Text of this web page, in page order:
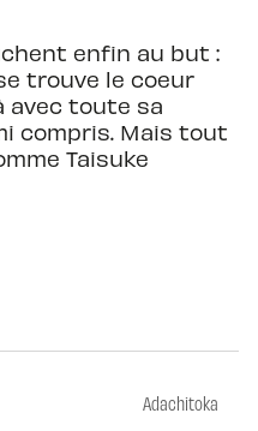
enfin au but :
trouve le coeur
avec toute sa
compris. Mais tout
Taisuke
Adachitoka